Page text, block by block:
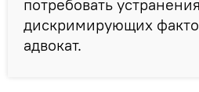
потребовать устранения
дискримирующих
адвокат.